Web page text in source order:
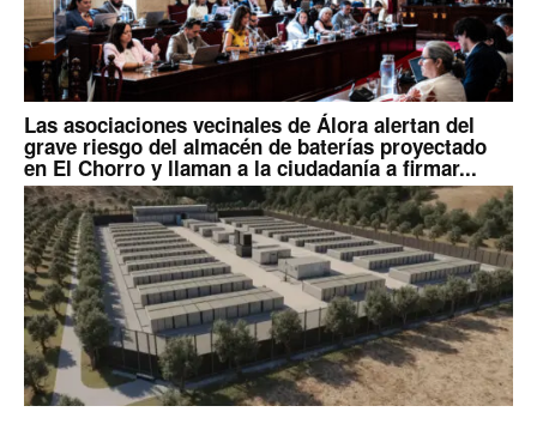
Las asociaciones vecinales de Álora alertan del
grave riesgo del almacén de baterías proyectado
en El Chorro y llaman a la ciudadanía a firmar...